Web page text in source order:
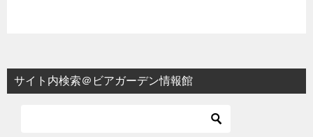
サイト内検索＠ビアガーデン情報館